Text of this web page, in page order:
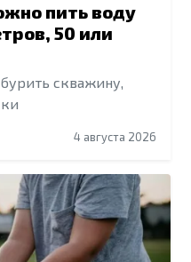
пить воду
50 или
скважину,
4 августа 2026